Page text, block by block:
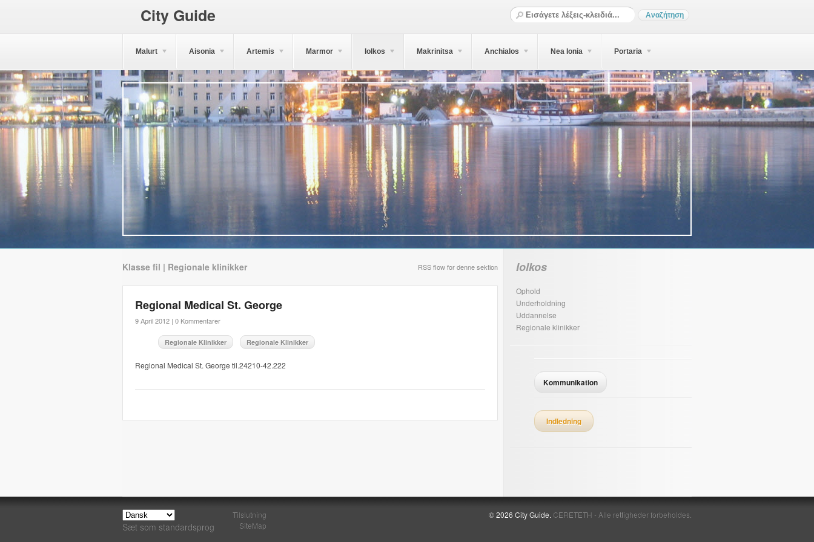
City Guide
Malurt Aisonia Artemis Marmor Iolkos Makrinitsa Anchialos Nea Ionia Portaria
Klasse fil | Regionale klinikker RSS flow for denne sektion
Regional Medical St. George
9 April 2012 | 0 Kommentarer
Regionale Klinikker Regionale Klinikker
Regional Medical St. George til.24210-42.222
Iolkos
Ophold
Underholdning
Uddannelse
Regionale klinikker
Kommunikation
Indledning
Sæt som standardsprog
Tilslutning
SiteMap
© 2026 City Guide. CERETETH - Alle rettigheder forbeholdes.